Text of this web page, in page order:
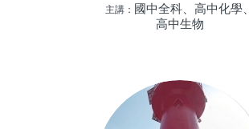
主講： 國中全科、高中化學、
高中生物